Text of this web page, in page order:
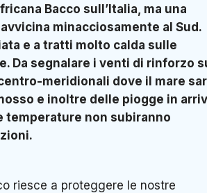
Bacco sull’Italia, ma una
minacciosamente al Sud.
e a tratti molto calda sulle
Da segnalare i venti di rinforzo
meridionali dove il mare
e inoltre delle piogge in
temperature non subiranno
riesce a proteggere le nostre